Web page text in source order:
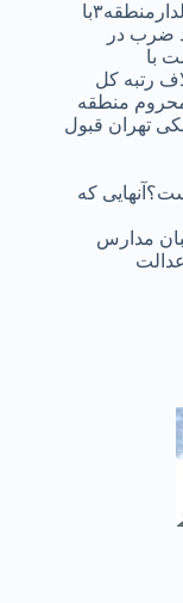
صفر می زند،پس اختلاف ترازکل بچه پولدارمنطقه۳با
می شود ۴۰درصد ضرب در
با
رتبه کل
۳ با واقعا محروم منطقه
پزشکی تهران قبول
که
مدارس